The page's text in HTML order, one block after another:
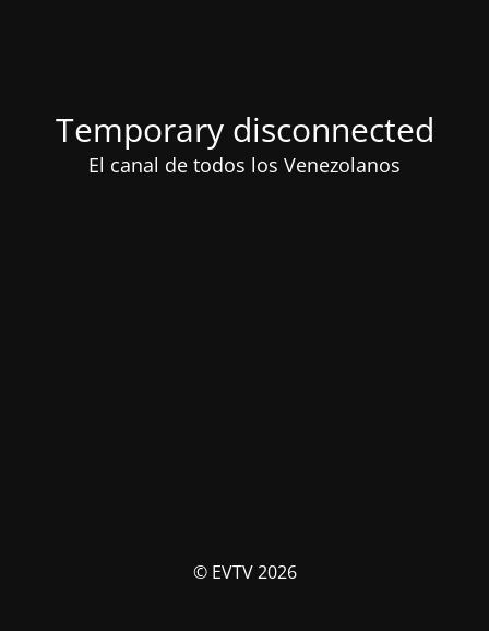
Temporary disconnected
El canal de todos los Venezolanos
© EVTV 2026